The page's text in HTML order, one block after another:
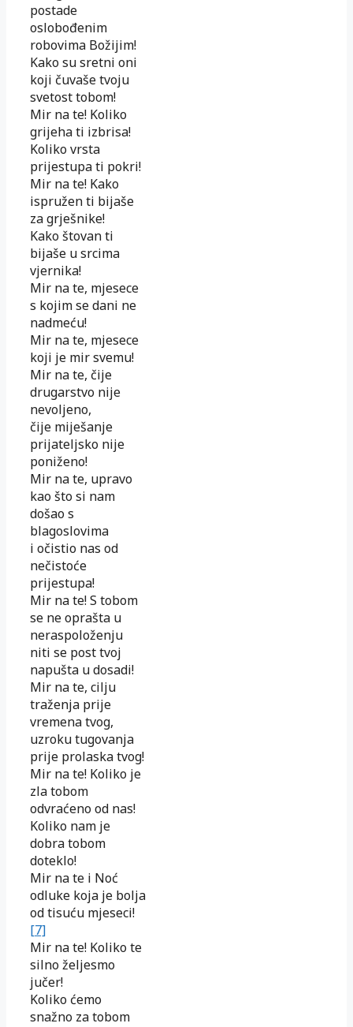
postade
oslobođenim
robovima Božijim!
Kako su sretni oni
koji čuvaše tvoju
svetost tobom!
Mir na te! Koliko
grijeha ti izbrisa!
Koliko vrsta
prijestupa ti pokri!
Mir na te! Kako
ispružen ti bijaše
za grješnike!
Kako štovan ti
bijaše u srcima
vjernika!
Mir na te, mjesece
s kojim se dani ne
nadmeću!
Mir na te, mjesece
koji je mir svemu!
Mir na te, čije
drugarstvo nije
nevoljeno,
čije miješanje
prijateljsko nije
poniženo!
Mir na te, upravo
kao što si nam
došao s
blagoslovima
i očistio nas od
nečistoće
prijestupa!
Mir na te! S tobom
se ne oprašta u
neraspoloženju
niti se post tvoj
napušta u dosadi!
Mir na te, cilju
traženja prije
vremena tvog,
uzroku tugovanja
prije prolaska tvog!
Mir na te! Koliko je
zla tobom
odvraćeno od nas!
Koliko nam je
dobra tobom
doteklo!
Mir na te i Noć
odluke koja je bolja
od tisuću mjeseci!
[7]
Mir na te! Koliko te
silno željesmo
jučer!
Koliko ćemo
snažno za tobom